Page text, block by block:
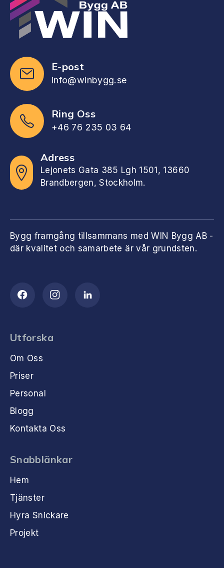
E-post
info@winbygg.se
Ring Oss
+46 76 235 03 64
Adress
Lejonets Gata 385 Lgh 1501, 13660
Brandbergen, Stockholm.
Bygg framgång tillsammans med WIN Bygg AB -
där kvalitet och samarbete är vår grundsten.
Utforska
Om Oss
Priser
Personal
Blogg
Kontakta Oss
Snabblänkar
Hem
Tjänster
Hyra Snickare
Projekt